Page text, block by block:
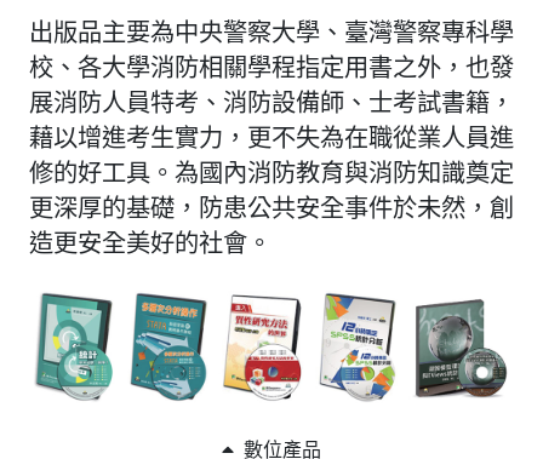
出版品主要為中央警察大學、臺灣警察專科學
校、各大學消防相關學程指定用書之外，也發
展消防人員特考、消防設備師、士考試書籍，
藉以增進考生實力，更不失為在職從業人員進
修的好工具。為國內消防教育與消防知識奠定
更深厚的基礎，防患公共安全事件於未然，創
造更安全美好的社會。
數位產品